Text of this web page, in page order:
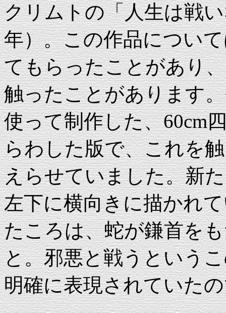
クリムトの「人生は戦
年）。この作品につい
てもらったことがあり
触ったことがあります
使って制作した、60cm
らわした版で、これを
えらせていました。新
左下に横向きに描かれ
たころは、蛇が鎌首を
と。邪悪と戦うという
明確に表現されていた